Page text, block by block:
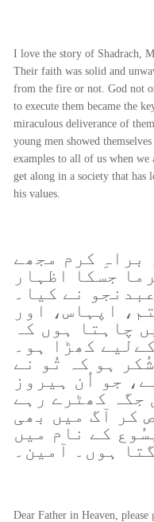
I love the story of Shadrach,
Their faith was solid and
from the fire or not. God not
to execute them became the
miraculous deliverance of
young men showed
examples to all of us when
get along in a society that
his values.
براہِ کرم مجھے
جسکا اظہار
نے کیا۔
اپہاس، اور
چاہتا ہوں کہ
کھڑا ہو۔
ہو کہ تُو نے
جو اُن ہیروز
جگہ کھٹرے رہے
کر آگ میں بھی
کے نام میں
ہوں۔ آمین۔
Dear Father in Heaven,